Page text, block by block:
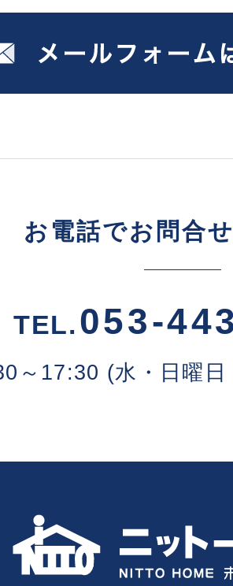
お電話でお問合
TEL.053-
～17:30 (水・日曜